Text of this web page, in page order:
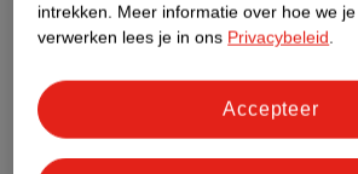
intrekken. Meer informatie over hoe we
verwerken lees je in ons Privacybeleid.
Accepteer